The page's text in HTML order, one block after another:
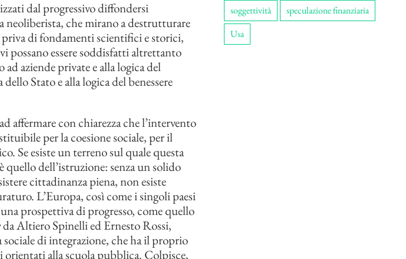
dal progressivo diffondersi
neoliberista, che mirano a destrutturare
di fondamenti scientifici e storici,
essere soddisfatti altrettanto
aziende private e alla logica del
Stato e alla logica del benessere
affermare con chiarezza che l’intervento
per la coesione sociale, per il
Se esiste un terreno sul quale questa
quello dell’istruzione: senza un solido
cittadinanza piena, non esiste
L’Europa, così come i singoli paesi
prospettiva di progresso, come quello
da Altiero Spinelli ed Ernesto Rossi,
di integrazione, che ha il proprio
alla scuola pubblica. Colpisce,
soggettività
speculazione finanziaria
Usa